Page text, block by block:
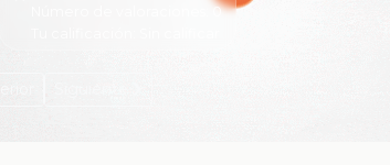
0